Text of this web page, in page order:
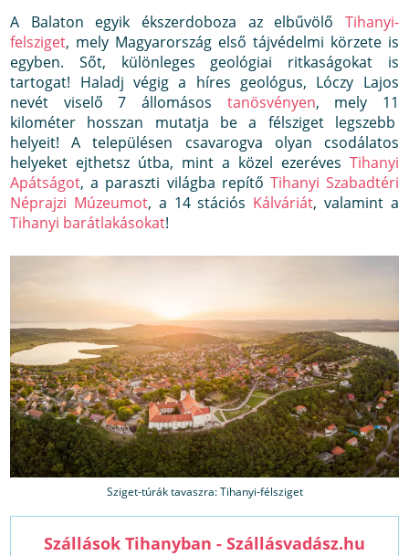
A Balaton egyik ékszerdoboza az elbűvölő Tihanyi-
felsziget, mely Magyarország első tájvédelmi körzete is
egyben. Sőt, különleges geológiai ritkaságokat is
tartogat! Haladj végig a híres geológus, Lóczy Lajos
nevét viselő 7 állomásos tanösvényen, mely 11
kilométer hosszan mutatja be a félsziget legszebb
helyeit! A településen csavarogva olyan csodálatos
helyeket ejthetsz útba, mint a közel ezeréves Tihanyi
Apátságot, a paraszti világba repítő Tihanyi Szabadtéri
Néprajzi Múzeumot, a 14 stációs Kálváriát, valamint a
Tihanyi barátlakásokat!
Sziget-túrák tavaszra: Tihanyi-félsziget
Szállások Tihanyban - Szállásvadász.hu